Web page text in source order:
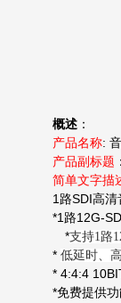
概述 ：
产品名称:
产品副标题 ：
简单文字描
1 路SDI高清
*1 路12G-
*支持1路
* 低延时、
* 4:4:4
*免费提供